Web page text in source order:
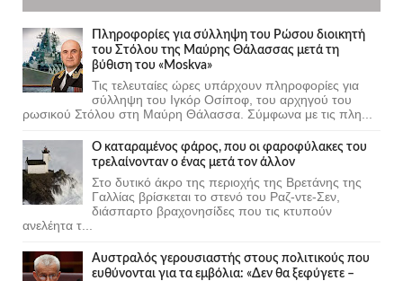
Πληροφορίες για σύλληψη του Ρώσου διοικητή
του Στόλου της Mαύρης Θάλασσας μετά τη
βύθιση του «Moskva»
Τις τελευταίες ώρες υπάρχουν πληροφορίες για
σύλληψη του Ιγκόρ Οσίποφ, του αρχηγού του
ρωσικού Στόλου στη Μαύρη Θάλασσα. Σύμφωνα με τις πλη...
Ο καταραμένος φάρος, που οι φαροφύλακες του
τρελαίνονταν ο ένας μετά τον άλλον
Στο δυτικό άκρο της περιοχής της Βρετάνης της
Γαλλίας βρίσκεται το στενό του Ραζ-ντε-Σεν,
διάσπαρτο βραχονησίδες που τις κτυπούν
ανελέητα τ...
Αυστραλός γερουσιαστής στους πολιτικούς που
ευθύνονται για τα εμβόλια: «Δεν θα ξεφύγετε –